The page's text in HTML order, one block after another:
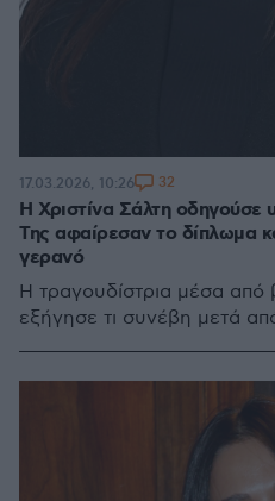
Η Χριστίνα Σάλτη οδηγούσε
Της αφαίρεσαν το δίπλωμα
γερανό
Η τραγουδίστρια μέσα από
εξήγησε τι συνέβη μετά
17.03.2026, 10:26 32